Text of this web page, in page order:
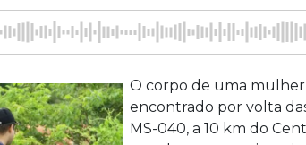
O corpo de uma
encontrado por volta
MS-040, a 10 km do